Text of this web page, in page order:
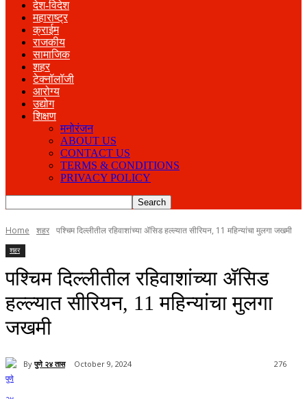
देश-विदेश
महाराष्ट्र
क्राईम
राजकीय
सामाजिक
शहर
टेक्नॉलॉजी
आरोग्य
उद्योग
शिक्षण
मनोरंजन
ABOUT US
CONTACT US
TERMS & CONDITIONS
PRIVACY POLICY
Home शहर पश्चिम दिल्लीतील रहिवाशांच्या ॲसिड हल्ल्यात सीरियन, 11 महिन्यांचा मुलगा जखमी
शहर
पश्चिम दिल्लीतील रहिवाशांच्या ॲसिड
हल्ल्यात सीरियन, 11 महिन्यांचा मुलगा
जखमी
By पुणे २४ तास October 9, 2024 276